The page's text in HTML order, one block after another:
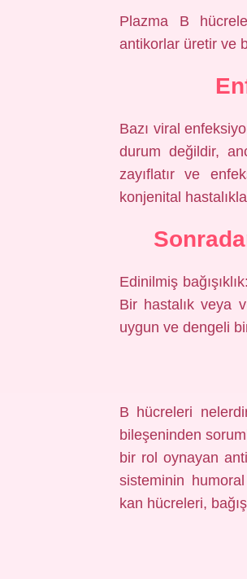
Plazma B
antikorlar üretir ve
Bazı viral
durum değildir,
zayıflatır ve
konjenital
Edinilmiş
Bir hastalık veya
uygun ve dengeli
B hücreleri
bileşeninden
bir rol oynayan
sisteminin
kan hücreleri,